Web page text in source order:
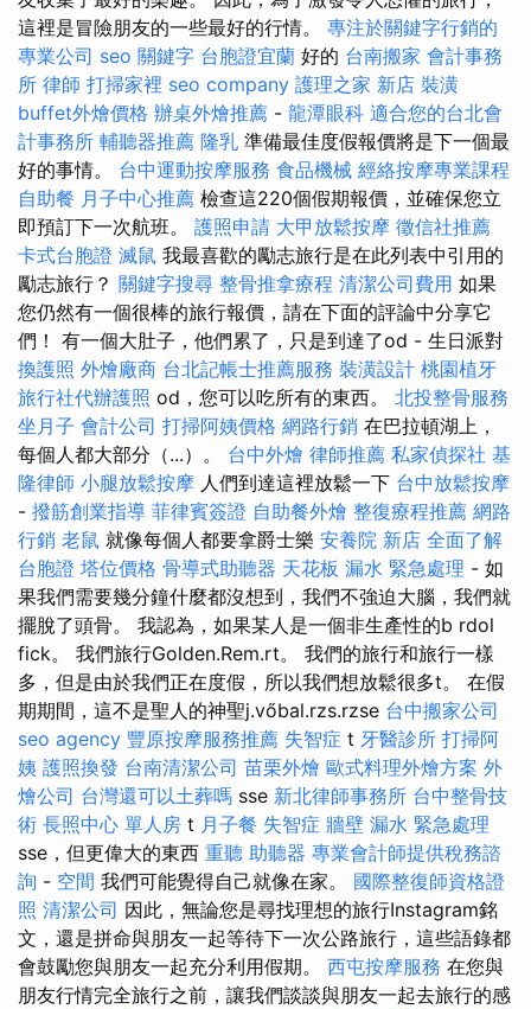
這裡是冒險朋友的一些最好的行情。 專注於關鍵字行銷的
專業公司 seo 關鍵字 台胞證宜蘭 好的 台南搬家 會計事務
所 律師 打掃家裡 seo company 護理之家 新店 裝潢
buffet外燴價格 辦桌外燴推薦 - 龍潭眼科 適合您的台北會
計事務所 輔聽器推薦 隆乳 準備最佳度假報價將是下一個最
好的事情。 台中運動按摩服務 食品機械 經絡按摩專業課程
自助餐 月子中心推薦 檢查這220個假期報價，並確保您立
即預訂下一次航班。 護照申請 大甲放鬆按摩 徵信社推薦
卡式台胞證 滅鼠 我最喜歡的勵志旅行是在此列表中引用的
勵志旅行？ 關鍵字搜尋 整骨推拿療程 清潔公司費用 如果
您仍然有一個很棒的旅行報價，請在下面的評論中分享它
們！ 有一個大肚子，他們累了，只是到達了od - 生日派對
換護照 外燴廠商 台北記帳士推薦服務 裝潢設計 桃園植牙
旅行社代辦護照 od，您可以吃所有的東西。 北投整骨服務
坐月子 會計公司 打掃阿姨價格 網路行銷 在巴拉頓湖上，
每個人都大部分（...）。 台中外燴 律師推薦 私家偵探社 基
隆律師 小腿放鬆按摩 人們到達這裡放鬆一下 台中放鬆按摩
- 撥筋創業指導 菲律賓簽證 自助餐外燴 整復療程推薦 網路
行銷 老鼠 就像每個人都要拿爵士樂 安養院 新店 全面了解
台胞證 塔位價格 骨導式助聽器 天花板 漏水 緊急處理 - 如
果我們需要幾分鐘什麼都沒想到，我們不強迫大腦，我們就
擺脫了頭骨。 我認為，如果某人是一個非生產性的b rdol
fick。 我們旅行Golden.Rem.rt。 我們的旅行和旅行一樣
多，但是由於我們正在度假，所以我們想放鬆很多t。 在假
期期間，這不是聖人的神聖j.vőbal.rzs.rzse 台中搬家公司
seo agency 豐原按摩服務推薦 失智症 t 牙醫診所 打掃阿
姨 護照換發 台南清潔公司 苗栗外燴 歐式料理外燴方案 外
燴公司 台灣還可以土葬嗎 sse 新北律師事務所 台中整骨技
術 長照中心 單人房 t 月子餐 失智症 牆壁 漏水 緊急處理
sse，但更偉大的東西 重聽 助聽器 專業會計師提供稅務諮
詢 - 空間 我們可能覺得自己就像在家。 國際整復師資格證
照 清潔公司 因此，無論您是尋找理想的旅行Instagram銘
文，還是拼命與朋友一起等待下一次公路旅行，這些語錄都
會鼓勵您與朋友一起充分利用假期。 西屯按摩服務 在您與
朋友行情完全旅行之前，讓我們談談與朋友一起去旅行的感